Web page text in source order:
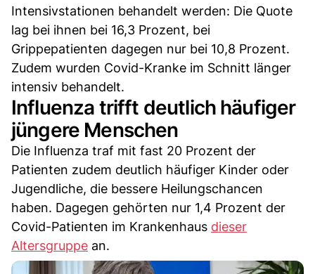
Intensivstationen behandelt werden: Die Quote
lag bei ihnen bei 16,3 Prozent, bei
Grippepatienten dagegen nur bei 10,8 Prozent.
Zudem wurden Covid-Kranke im Schnitt länger
intensiv behandelt.
Influenza trifft deutlich häufiger
jüngere Menschen
Die Influenza traf mit fast 20 Prozent der
Patienten zudem deutlich häufiger Kinder oder
Jugendliche, die bessere Heilungschancen
haben. Dagegen gehörten nur 1,4 Prozent der
Covid-Patienten im Krankenhaus dieser
Altersgruppe an.